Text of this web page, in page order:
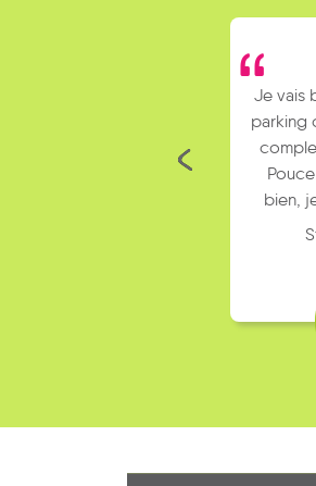
Je vais bosser en train, mais le
parking de la gare est toujours
complet alors j’ai testé Rezo
Pouce. Comme ça marche
bien, je fais ça matin et soir.